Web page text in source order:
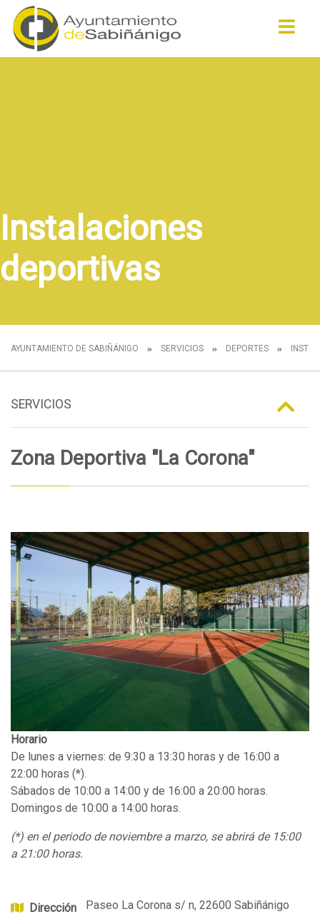
Instalaciones
deportivas
AYUNTAMIENTO DE SABIÑÁNIGO SERVICIOS DEPORTES
SERVICIOS
Zona Deportiva "La Corona"
Horario
De lunes a viernes: de 9:30 a 13:30 horas y de 16:00 a
22:00 horas (*).
Sábados de 10:00 a 14:00 y de 16:00 a 20:00 horas.
Domingos de 10:00 a 14:00 horas.
(*) en el periodo de noviembre a marzo, se abrirá de 15:00
a 21:00 horas.
Dirección Paseo La Corona s/ n, 22600 Sabiñánigo